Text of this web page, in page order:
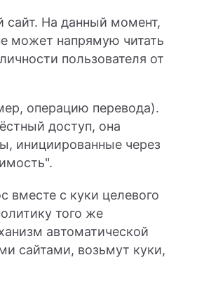
сайт. На данный момент,
может напрямую читать
пользователя от
операцию перевода).
доступ, она
инициированные через
вместе с куки целевого
того же
автоматической
сайтами, возьмут куки,